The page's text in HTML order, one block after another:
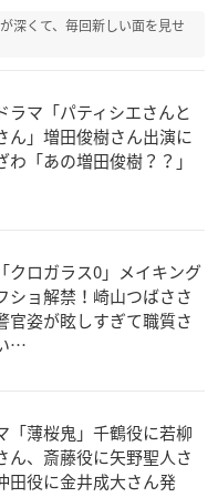
深くて、毎回新しい面を見せ
ラマ「パティシエさんと
ん」増田俊樹さん出演に
わ「あの増田俊樹？？」
クロガラス0」メイキング
ショ解禁！崎山つばささ
官姿が眩しすぎて職質さ
…
「薄桜鬼」千鶴役に若柳
ん、斎藤役に矢野聖人さ
田役に金井成大さん発